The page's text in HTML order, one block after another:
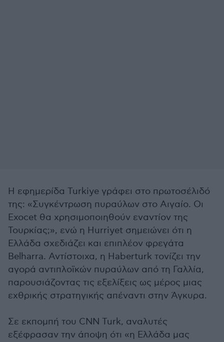
Η εφημερίδα Turkiye γράφει στο πρωτοσέλιδό
της: «Συγκέντρωση πυραύλων στο Αιγαίο. Οι
Exocet θα χρησιμοποιηθούν εναντίον της
Τουρκίας;», ενώ η Hurriyet σημειώνει ότι η
Ελλάδα σχεδιάζει και επιπλέον φρεγάτα
Belharra. Αντίστοιχα, η Haberturk τονίζει την
αγορά αντιπλοϊκών πυραύλων από τη Γαλλία,
παρουσιάζοντας τις εξελίξεις ως μέρος μιας
εχθρικής στρατηγικής απέναντι στην Άγκυρα.
Σε εκπομπή του CNN Turk, αναλυτές
εξέφρασαν την άποψη ότι «η Ελλάδα μας